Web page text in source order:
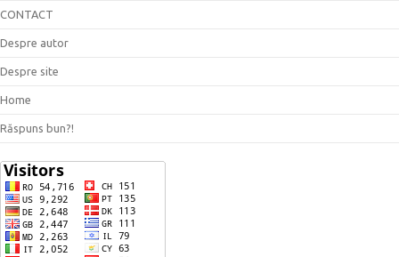
CONTACT
Despre autor
Despre site
Home
Răspuns bun?!